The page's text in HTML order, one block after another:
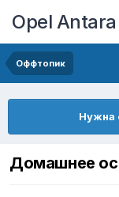
Opel
Оффтопик
Нужна
Домашнее